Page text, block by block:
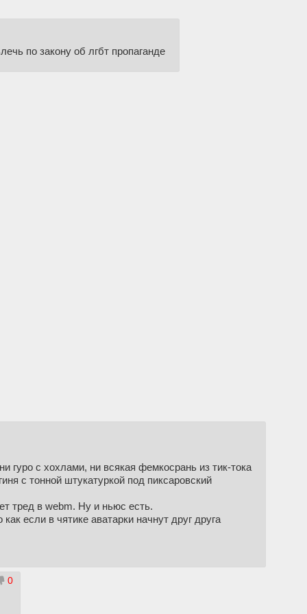
по закону об лгбт пропаганде
гуро с хохлами, ни всякая фемкосрань из тик-тока
тонной штукатуркой под пиксаровский
тред в webm. Ну и ньюс есть.
если в чятике аватарки начнут друг друга
0